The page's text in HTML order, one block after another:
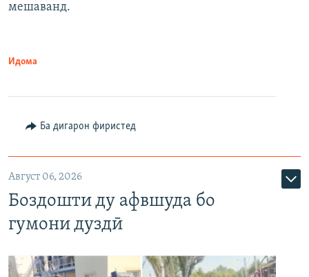
мешаванд.
Идома
Ба дигарон фиристед
Август 06, 2026
Боздошти ду афвшуда бо
гумони дуздӣ